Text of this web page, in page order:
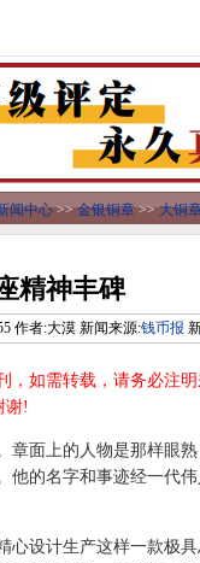
闻中心>>金银铜章>>大铜
精神丰碑
作者:大漠 新闻来源:钱币报
，如需转载，请务必注
谢!
章面上的人物是那样眼
他的名字和事迹经一代
心设计生产这样一款极